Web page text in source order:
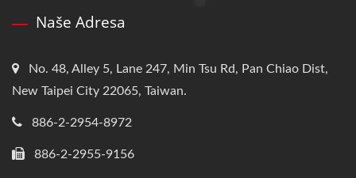
Naše Adresa
No. 48, Alley 5, Lane 247, Min Tsu Rd, Pan Chiao Dist,
New Taipei City 22065, Taiwan.
886-2-2954-8972
886-2-2955-9156